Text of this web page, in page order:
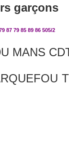
garçons
87 79 85 89 86 505/2
MANS